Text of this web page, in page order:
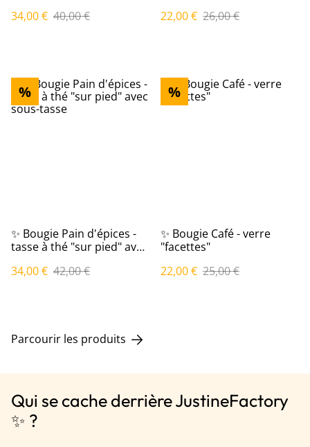
34,00 € 40,00 € 22,00 € 26,00 €
%
✨ Bougie Pain d'épices -
tasse à thé "sur pied" avec
34,00 € 42,00 €
%
✨ Bougie Café - verre
"facettes"
22,00 € 25,00 €
Parcourir les produits
Qui se cache derrière JustineFactory
✨ ?